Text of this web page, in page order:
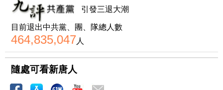
引發三退大潮
目前退出中共黨、團、隊總人數
464,835,047人
隨處可看新唐人